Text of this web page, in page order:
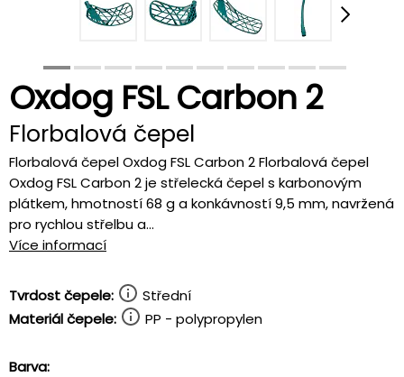
Oxdog FSL Carbon 2
Florbalová čepel
Florbalová čepel Oxdog FSL Carbon 2 Florbalová čepel
Oxdog FSL Carbon 2 je střelecká čepel s karbonovým
plátkem, hmotností 68 g a konkávností 9,5 mm, navržená
pro rychlou střelbu a...
Více informací
Tvrdost čepele:
Střední
Materiál čepele:
PP - polypropylen
Barva: